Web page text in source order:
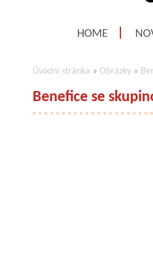
HOME
Úvodní stránka » Obrázky »
Benefice se